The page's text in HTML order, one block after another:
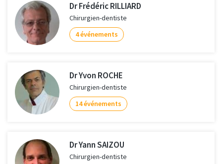
Dr Frédéric RILLIARD
Chirurgien-dentiste
4 événements
Dr Yvon ROCHE
Chirurgien-dentiste
14 événements
Dr Yann SAIZOU
Chirurgien-dentiste